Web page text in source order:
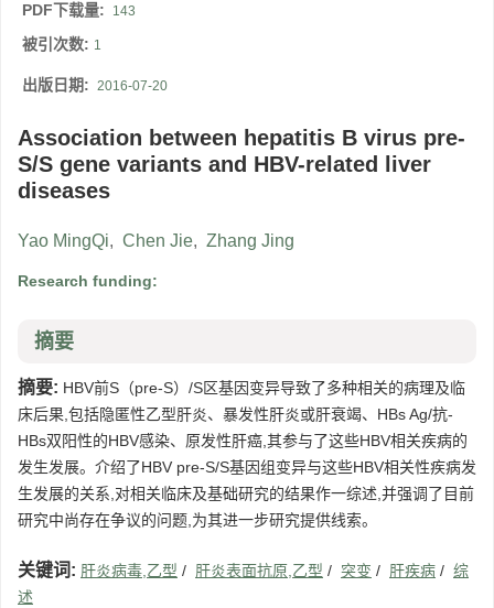
PDF下载量: 143
被引次数: 1
出版日期: 2016-07-20
Association between hepatitis B virus pre-
S/S gene variants and HBV-related liver
diseases
Yao MingQi, Chen Jie, Zhang Jing
Research funding:
摘要
摘要: HBV前S（pre-S）/S区基因变异导致了多种相关的病理及临
床后果,包括隐匿性乙型肝炎、暴发性肝炎或肝衰竭、HBs Ag/抗-
HBs双阳性的HBV感染、原发性肝癌,其参与了这些HBV相关疾病的
发生发展。介绍了HBV pre-S/S基因组变异与这些HBV相关性疾病发
生发展的关系,对相关临床及基础研究的结果作一综述,并强调了目前
研究中尚存在争议的问题,为其进一步研究提供线索。
关键词: 肝炎病毒,乙型 / 肝炎表面抗原,乙型 / 突变 / 肝疾病 / 综
述